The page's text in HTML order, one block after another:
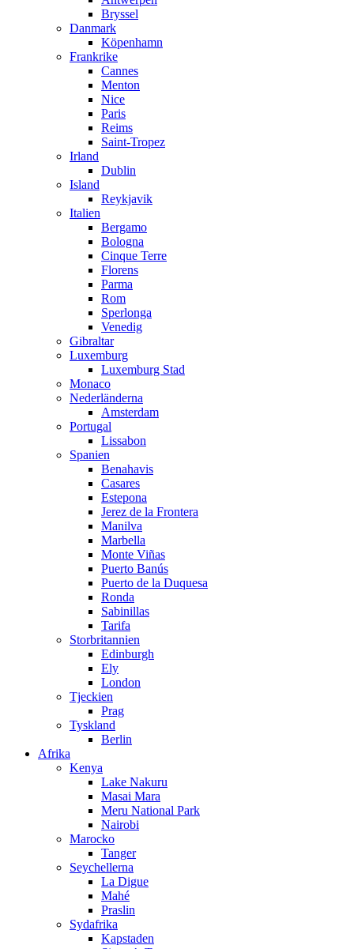
Bryssel
Danmark
Köpenhamn
Frankrike
Cannes
Menton
Nice
Paris
Reims
Saint-Tropez
Irland
Dublin
Island
Reykjavik
Italien
Bergamo
Bologna
Cinque Terre
Florens
Parma
Rom
Sperlonga
Venedig
Gibraltar
Luxemburg
Luxemburg Stad
Monaco
Nederländerna
Amsterdam
Portugal
Lissabon
Spanien
Benahavis
Casares
Estepona
Jerez de la Frontera
Manilva
Marbella
Monte Viñas
Puerto Banús
Puerto de la Duquesa
Ronda
Sabinillas
Tarifa
Storbritannien
Edinburgh
Ely
London
Tjeckien
Prag
Tyskland
Berlin
Afrika
Kenya
Lake Nakuru
Masai Mara
Meru National Park
Nairobi
Marocko
Tanger
Seychellerna
La Digue
Mahé
Praslin
Sydafrika
Kapstaden